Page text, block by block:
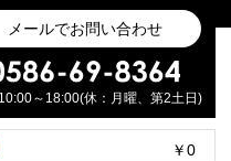
メールでお問い合わせ
～18:00(休：月曜、第2土日)
￥0